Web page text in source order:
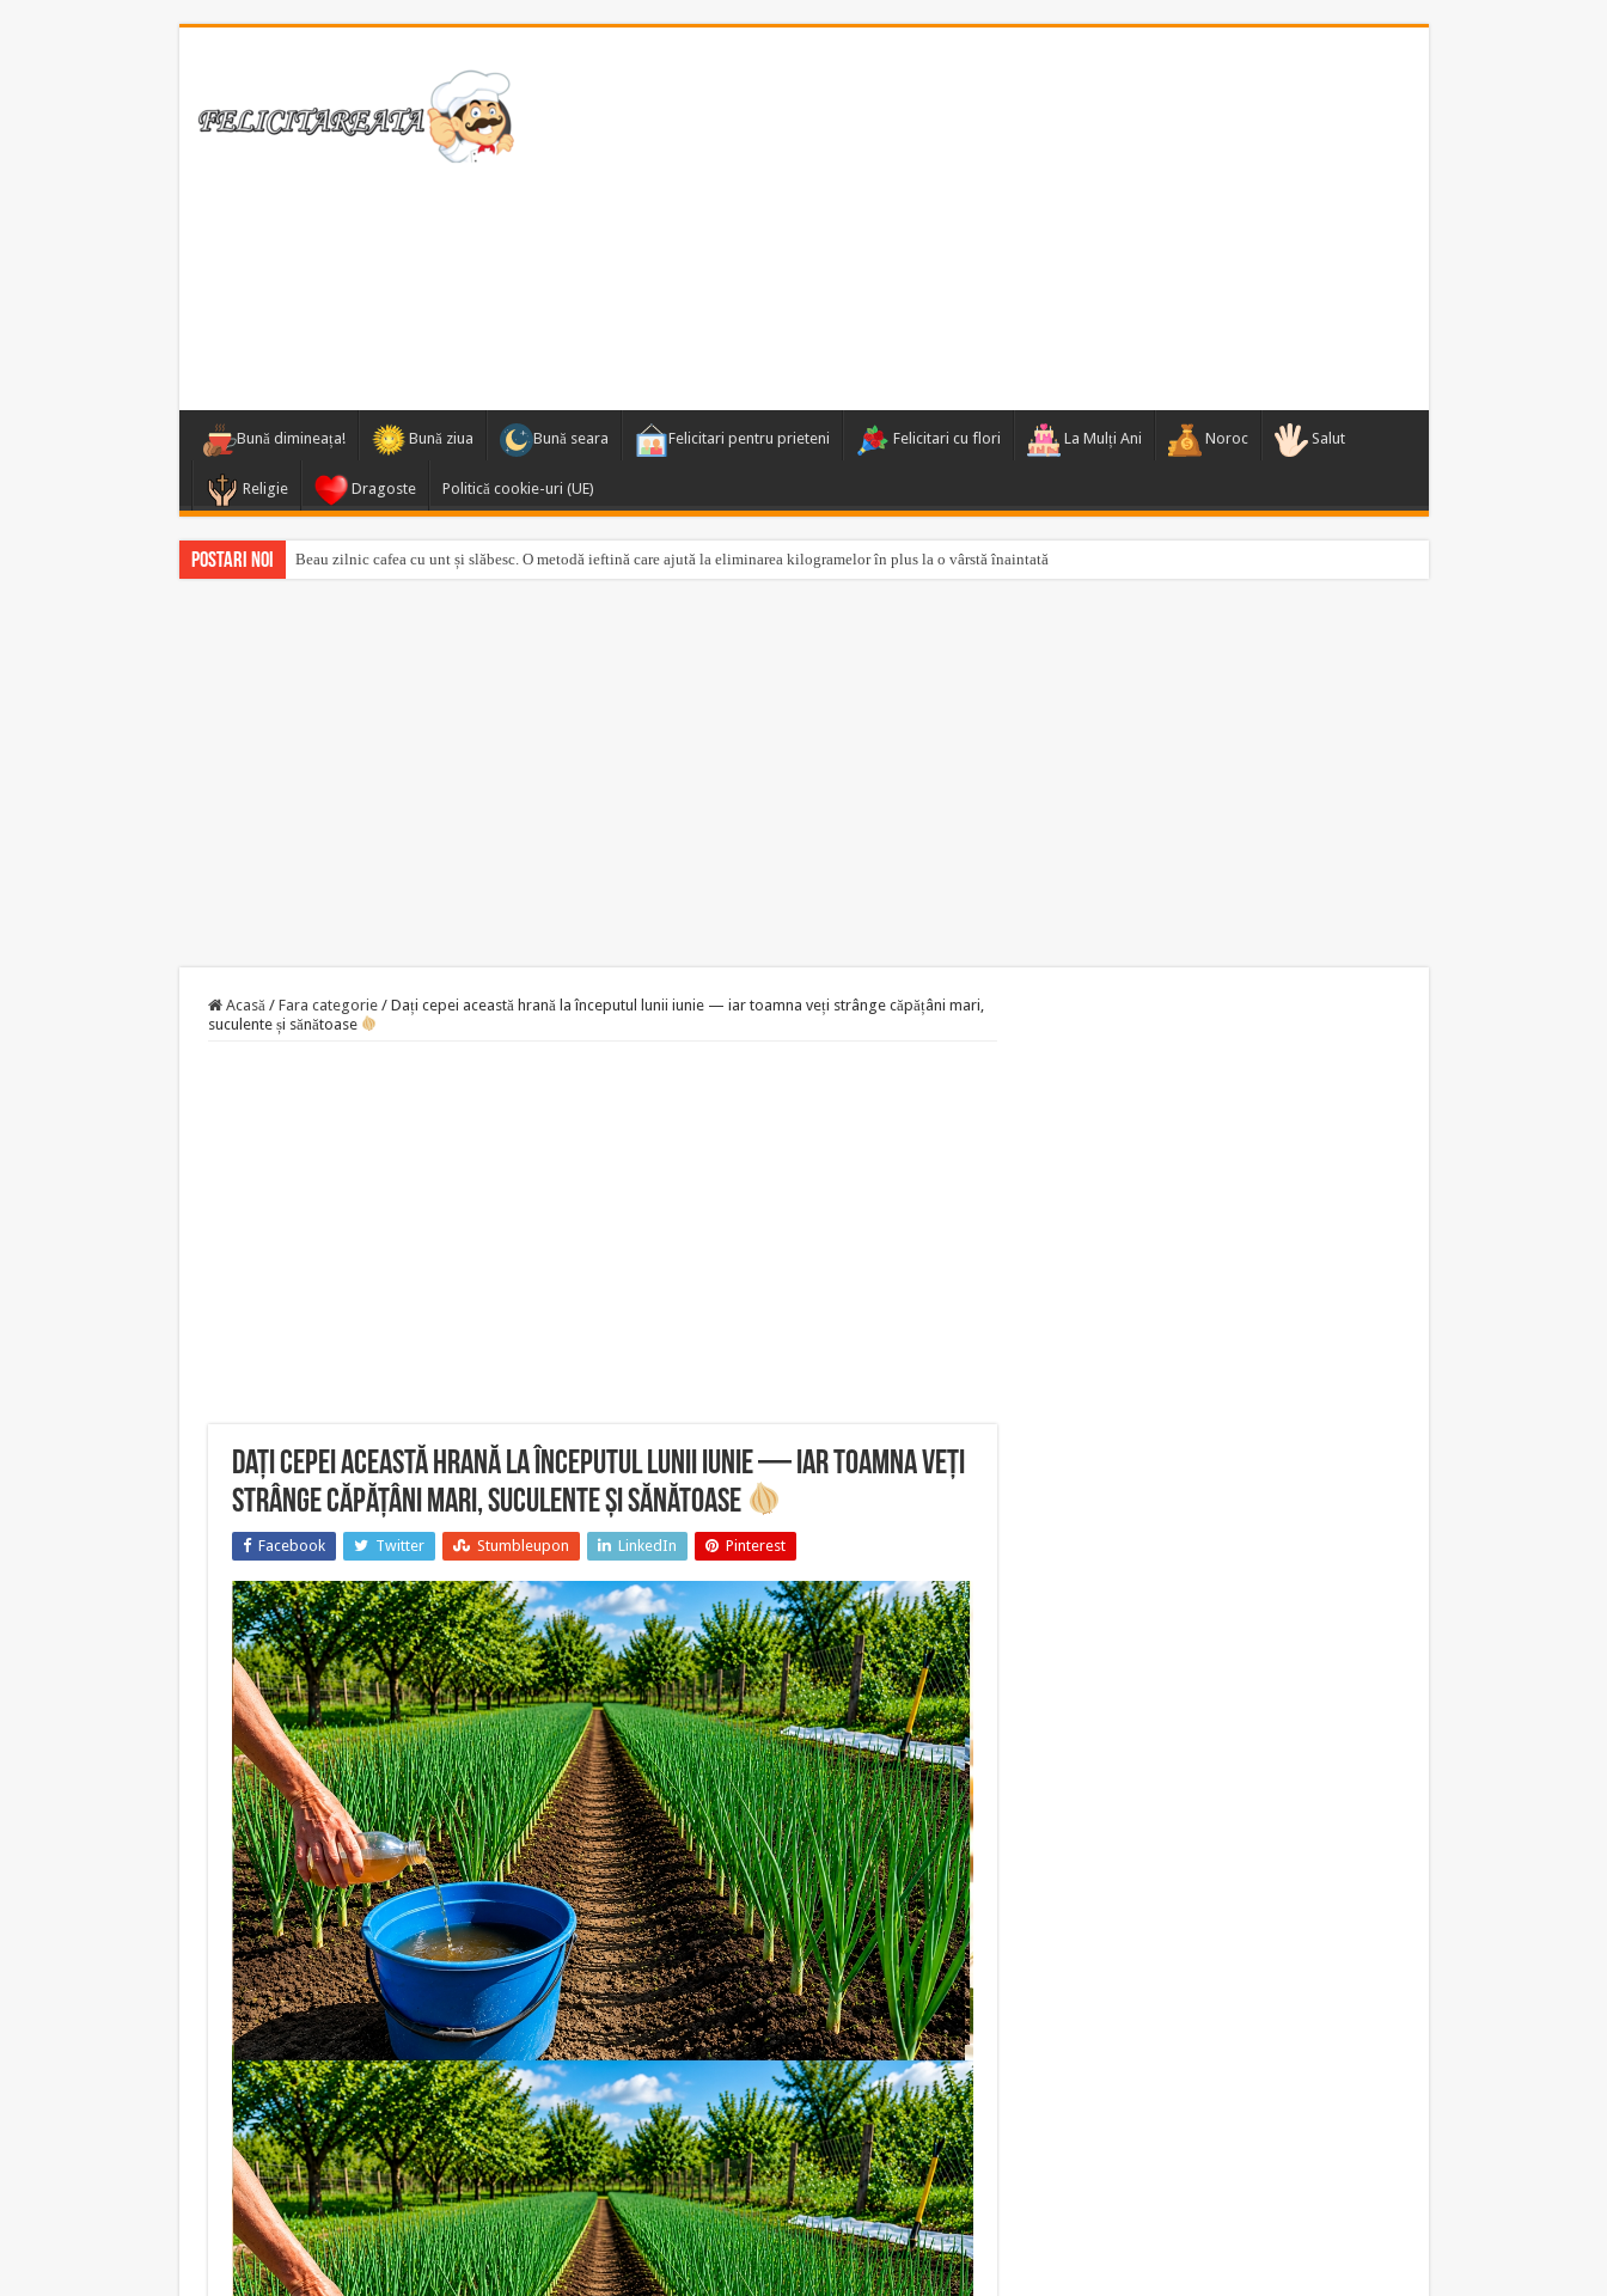
Bună dimineața! Bună ziua Bună seara Felicitari pentru prieteni Felicitari cu flori La Mulți Ani Noroc Salut
Religie Dragoste Politică cookie-uri (UE)
Postari noi Beau zilnic cafea cu unt și slăbesc. O metodă ieftină care ajută la eliminarea kilogramelor în plus la o vârstă înaintată
Acasă / Fara categorie / Dați cepei această hrană la începutul lunii iunie — iar toamna veți strânge căpățâni mari,
suculente și sănătoase
Dați cepei această hrană la începutul lunii iunie — iar toamna veți
strânge căpățâni mari, suculente și sănătoase
Facebook Twitter Stumbleupon LinkedIn Pinterest